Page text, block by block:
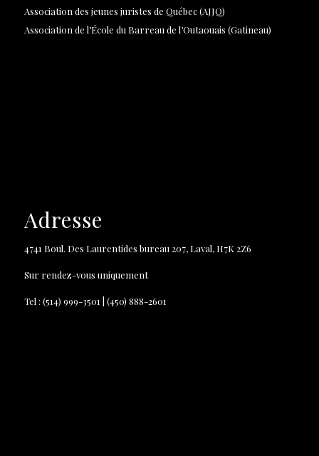
Association des jeunes juristes de Québec (AJJQ)
Association de l’École du Barreau de l’Outaouais (Gatineau)
Adresse
4741 Boul. Des Laurentides bureau 207, Laval, H7K 2Z6
Sur rendez-vous uniquement
Tel : (514) 999-3501 | (450) 888-2601